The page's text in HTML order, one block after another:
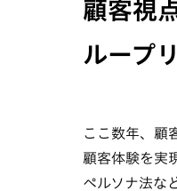
顧客視
ループ
ここ数年、顧
顧客体験を実
ペルソナ法な